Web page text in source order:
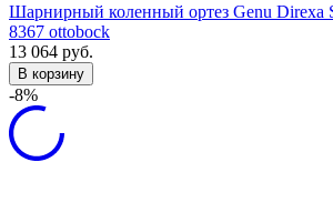
Шарнирный коленный ортез Genu Direxa
8367 ottobock
13 064 руб.
В корзину
-8%